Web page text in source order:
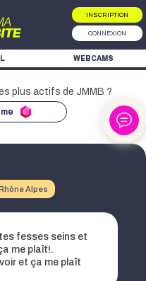
INSCRIPTION
CONNEXION
WEBCAMS
Alpes
fesses seins et
me plaît!.
et ça me plaît